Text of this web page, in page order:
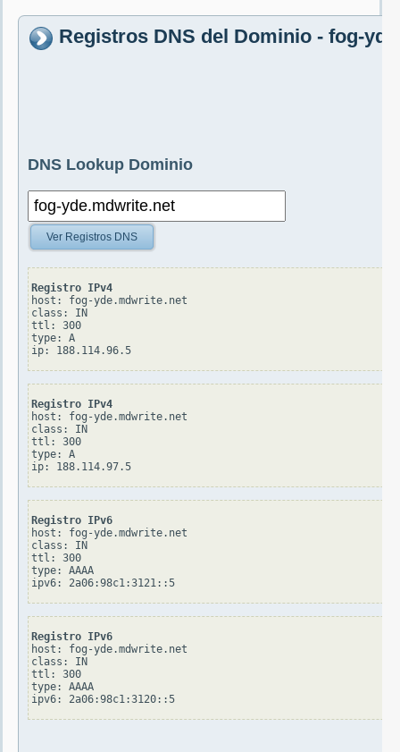
Registros DNS del Dominio - fog-
DNS Lookup Dominio
Ver Registros DNS
Registro IPv4
host: fog-yde.mdwrite.net
class: IN
ttl: 300
type: A
Registro IPv4
host: fog-yde.mdwrite.net
class: IN
ttl: 300
type: A
Registro IPv6
host: fog-yde.mdwrite.net
class: IN
ttl: 300
type: AAAA
Registro IPv6
host: fog-yde.mdwrite.net
class: IN
ttl: 300
type: AAAA